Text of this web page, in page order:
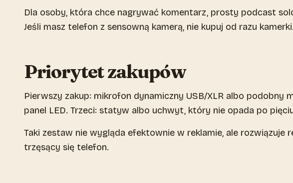
Dla osoby, która chce nagrywać komentarz, prosty podcast
Jeśli masz telefon z sensowną kamerą, nie kupuj od razu
Priorytet zakupów
Pierwszy zakup: mikrofon dynamiczny USB/XLR albo podobny
panel LED. Trzeci: statyw albo uchwyt, który nie opada po
Taki zestaw nie wygląda efektownie w reklamie, ale rozwiązuje
trzęsący się telefon.